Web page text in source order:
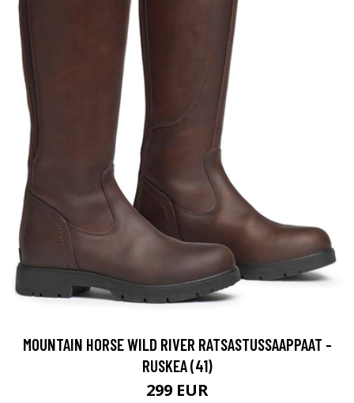
MOUNTAIN HORSE WILD RIVER RATSASTUSSAAPPAAT -
RUSKEA (41)
299 EUR